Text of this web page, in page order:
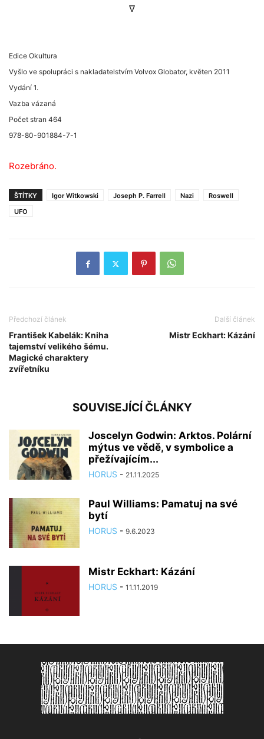
∇
Edice Okultura
Vyšlo ve spolupráci s nakladatelstvím Volvox Globator, květen 2011
Vydání 1.
Vazba vázaná
Počet stran 464
978-80-901884-7-1
Rozebráno.
ŠTÍTKY Igor Witkowski Joseph P. Farrell Nazi
Roswell
UFO
Předchozí článek
František Kabelák: Kniha
tajemství velikého šému.
Magické charaktery
zvířetníku
Další článek
Mistr Eckhart: Kázání
SOUVISEJÍCÍ ČLÁNKY
Joscelyn Godwin: Arktos. Polární
mýtus ve vědě, v symbolice a
přežívajícím...
HORUS - 21.11.2025
Paul Williams: Pamatuj na své
bytí
HORUS - 9.6.2023
Mistr Eckhart: Kázání
HORUS - 11.11.2019